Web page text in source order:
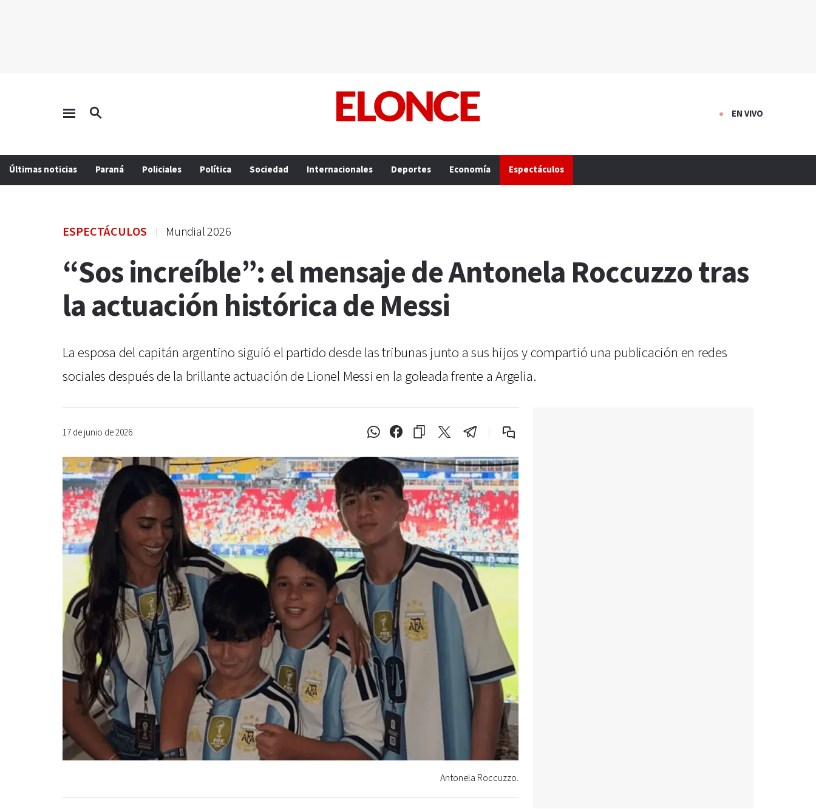
EN VIVO
Últimas noticias Paraná Policiales Política Sociedad Internacionales Deportes Economía Espectáculos
ESPECTÁCULOS Mundial 2026
“Sos increíble”: el mensaje de Antonela Roccuzzo tras
la actuación histórica de Messi
La esposa del capitán argentino siguió el partido desde las tribunas junto a sus hijos y compartió una publicación en redes
sociales después de la brillante actuación de Lionel Messi en la goleada frente a Argelia.
17 de junio de 2026
Antonela Roccuzzo.